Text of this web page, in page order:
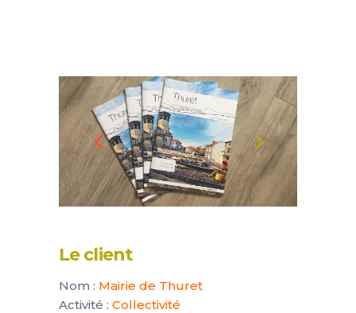
Le client
Nom : Mairie de Thuret
Activité : Collectivité